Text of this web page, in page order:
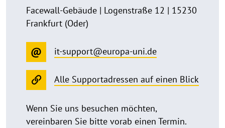
Facewall-Gebäude | Logenstraße 12 | 15230
Frankfurt (Oder)
it-support@europa-uni.de
Alle Supportadressen auf einen Blick
Wenn Sie uns besuchen möchten,
vereinbaren Sie bitte vorab einen Termin.